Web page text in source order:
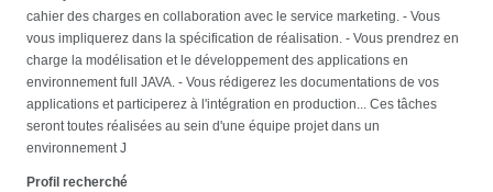
cahier des charges en collaboration avec le service marketing. - Vous
vous impliquerez dans la spécification de réalisation. - Vous prendrez en
charge la modélisation et le développement des applications en
environnement full JAVA. - Vous rédigerez les documentations de vos
applications et participerez à l'intégration en production... Ces tâches
seront toutes réalisées au sein d'une équipe projet dans un
environnement J
Profil recherché